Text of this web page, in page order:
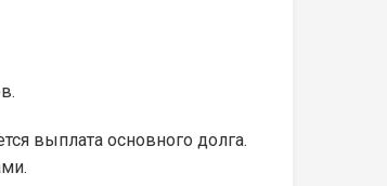
выплата основного долга.